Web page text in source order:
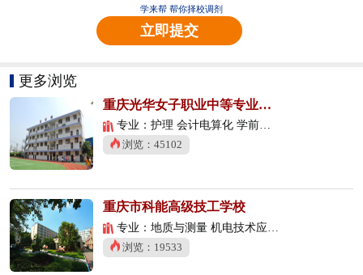
学来帮 帮你择校调剂
立即提交
更多浏览
重庆光华女子职业中等专业学校
专业：护理 会计电算化 学前教育
浏览：45102
重庆市科能高级技工学校
专业：地质与测量 机电技术应用 数控技术应用
浏览：19533